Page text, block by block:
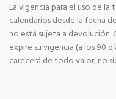
La vigencia para el uso de
calendarios desde la fecha
no está sujeta a
expire su vigencia (a los 90
carecerá de todo valor, no